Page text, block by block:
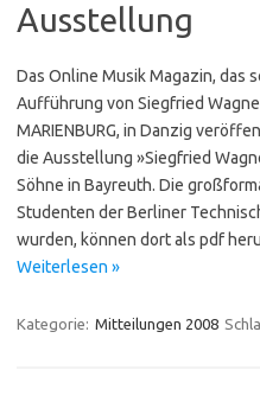
Ausstellung
Das Online Musik Magazin, das
Aufführung von Siegfried
MARIENBURG, in Danzig
die Ausstellung »Siegfried
Söhne in Bayreuth. Die
Studenten der Berliner
wurden, können dort als pdf
Weiterlesen »
Kategorie: Mitteilungen 2008